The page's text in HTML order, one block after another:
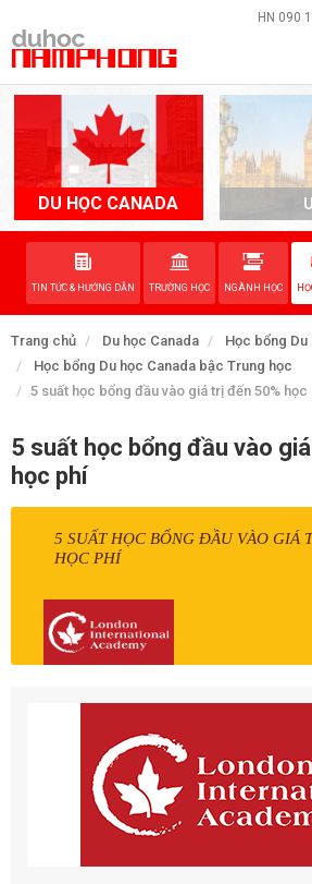
HN 090
DU HỌC CANADA
TIN TỨC & HƯỚNG DẪN TRƯỜNG HỌC NGÀNH HỌC
Trang chủ Du học Canada
Học bổng Du
Học bổng Du học Canada bậc Trung học
5 suất học bổng đầu vào giá trị đến 50% học
5 suất học bổng đầu vào
học phí
5 SUẤT HỌC BỔNG ĐẦU VÀO GIÁ
HỌC PHÍ
TRANG CHỦ
QUỐC GIA
EVENTS
DỊCH VỤ
VỀ NAM PHONG
LIÊN HỆ